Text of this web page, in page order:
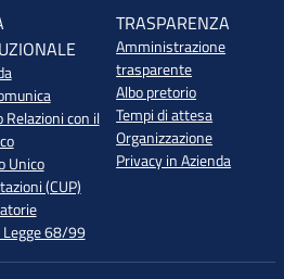
Relazioni con il
Unico
(CUP)
68/99
TRASPARENZA
Amministrazione
trasparente
Albo pretorio
Tempi di attesa
Organizzazione
Privacy in Azienda